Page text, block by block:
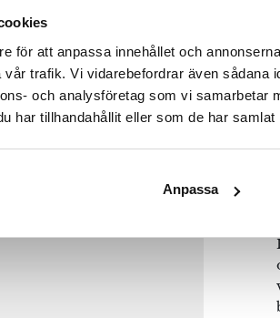
för att anpassa innehållet och
trafik. Vi vidarebefordrar även sådana
och analysföretag som vi samarbetar
har tillhandahållit eller som de har
Anpassa